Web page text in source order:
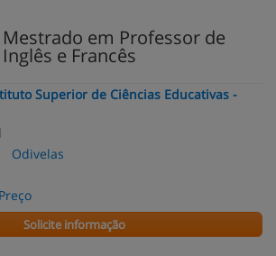
Mestrado em Professor de
Inglês e Francês
Superior de Ciências Educativas -
Odivelas
Solicite informação